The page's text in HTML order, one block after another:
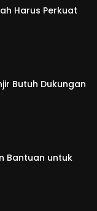
Harus Perkuat
Butuh Dukungan
Bantuan untuk